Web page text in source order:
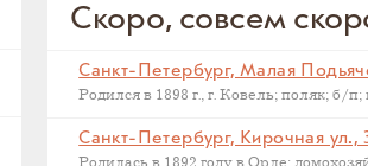
Скоро, совсем
Санкт-Петербург, Кирочная ул.,